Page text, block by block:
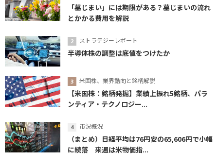
「墓じまい」には期限がある？墓じまいの流れ
とかかる費用を解説
ストラテジーレポート
半導体株の調整は底値をつけたか
米国株、業界動向と銘柄解説
【米国株：銘柄発掘】業績上振れ5銘柄、パラ
ンティア・テクノロジー...
市況概況
（まとめ）日経平均は76円安の65,606円で小幅
に続落 来週は米物価指...